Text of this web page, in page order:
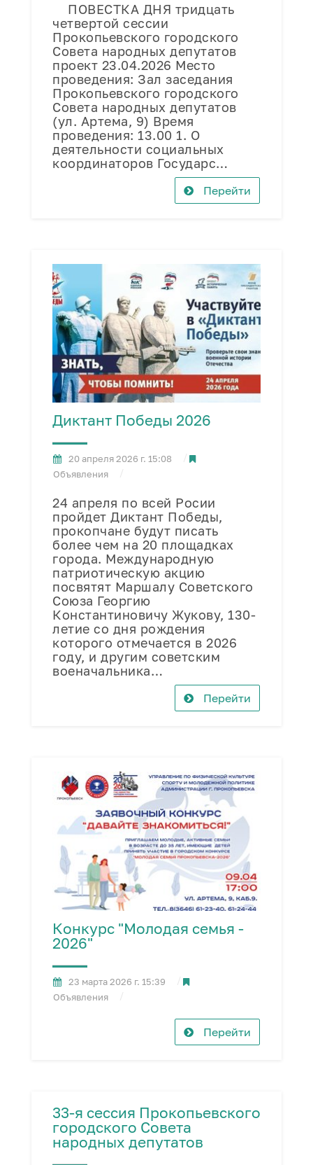
ПОВЕСТКА ДНЯ тридцать
четвертой сессии
Прокопьевского городского
Совета народных депутатов
проект 23.04.2026 Место
проведения: Зал заседания
Прокопьевского городского
Совета народных депутатов
(ул. Артема, 9) Время
проведения: 13.00 1. О
деятельности социальных
координаторов Государс…
Перейти
Диктант Победы 2026
20 апреля 2026 г. 15:08
Объявления
24 апреля по всей Росии
пройдет Диктант Победы,
прокопчане будут писать
более чем на 20 площадках
города. Международную
патриотическую акцию
посвятят Маршалу Советского
Союза Георгию
Константиновичу Жукову, 130-
летие со дня рождения
которого отмечается в 2026
году, и другим советским
военачальника…
Перейти
Конкурс "Молодая семья -
2026"
23 марта 2026 г. 15:39
Объявления
Перейти
33-я сессия Прокопьевского
городского Совета
народных депутатов